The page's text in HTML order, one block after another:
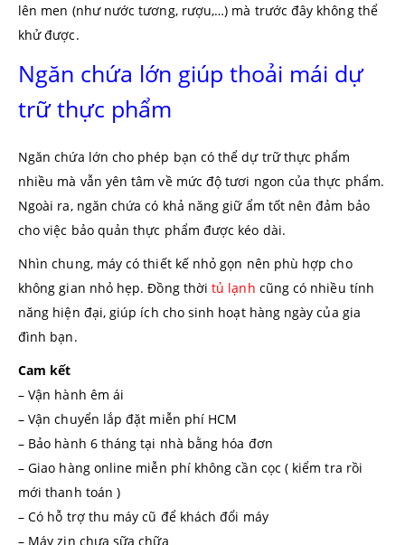
lên men (như nước tương, rượu,…) mà trước đây không thể
khử được.
Ngăn chứa lớn giúp thoải mái dự
trữ thực phẩm
Ngăn chứa lớn cho phép bạn có thể dự trữ thực phẩm
nhiều mà vẫn yên tâm về mức độ tươi ngon của thực phẩm.
Ngoài ra, ngăn chứa có khả năng giữ ẩm tốt nên đảm bảo
cho việc bảo quản thực phẩm được kéo dài.
Nhìn chung, máy có thiết kế nhỏ gọn nên phù hợp cho
không gian nhỏ hẹp. Đồng thờitủ lạnh cũng có nhiều tính
năng hiện đại, giúp ích cho sinh hoạt hàng ngày của gia
đình bạn.
Cam kết
– Vận hành êm ái
– Vận chuyển lắp đặt miễn phí HCM
– Bảo hành 6 tháng tại nhà bằng hóa đơn
– Giao hàng online miễn phí không cần cọc ( kiểm tra rồi
mới thanh toán )
– Có hỗ trợ thu máy cũ để khách đổi máy
– Máy zin chưa sữa chữa